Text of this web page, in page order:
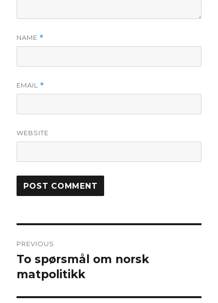
NAME *
EMAIL *
WEBSITE
navigation
PREVIOUS
Previous
post:
To spørsmål om norsk
matpolitikk